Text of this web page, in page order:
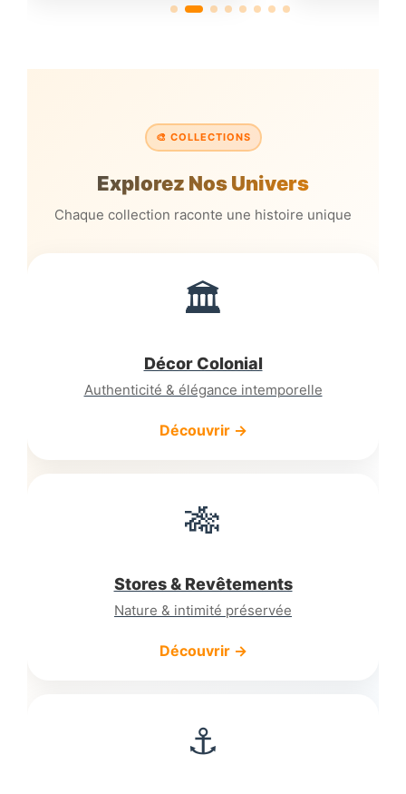
🎨 COLLECTIONS
Explorez Nos Univers
Chaque collection raconte une histoire unique
🏛️
Décor Colonial
Authenticité & élégance intemporelle
Découvrir →
🎋
Stores & Revêtements
Nature & intimité préservée
Découvrir →
⚓